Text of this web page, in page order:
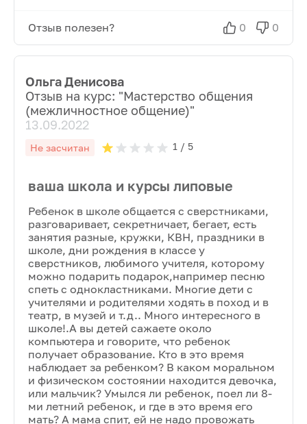
Отзыв полезен? 0 0
Ольга Денисова
Отзыв на курс: "Мастерство общения
(межличностное общение)"
13.09.2022
Не засчитан 1 / 5
ваша школа и курсы липовые
Ребенок в школе общается с сверстниками,
разговаривает, секретничает, бегает, есть
занятия разные, кружки, КВН, праздники в
школе, дни рождения в классе у
сверстников, любимого учителя, которому
можно подарить подарок,например песню
спеть с однокластниками. Многие дети с
учителями и родителями ходять в поход и в
театр, в музей и т.д.. Много интересного в
школе!.А вы детей сажаете около
компьютера и говорите, что ребенок
получает образование. Кто в это время
наблюдает за ребенком? В каком моральном
и физическом состоянии находится девочка,
или мальчик? Умылся ли ребенок, поел ли 8-
ми летний ребенок, и где в это время его
мать? А мама спит, ей не надо провожать